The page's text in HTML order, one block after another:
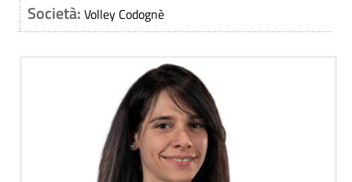
Società: Volley Codognè